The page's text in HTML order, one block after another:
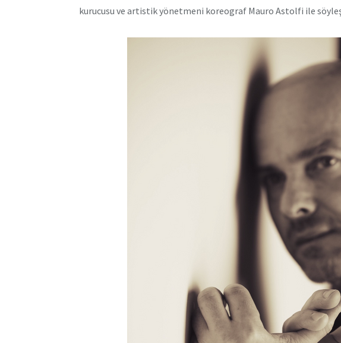
kurucusu ve artistik yönetmeni koreograf Mauro Astolfi ile